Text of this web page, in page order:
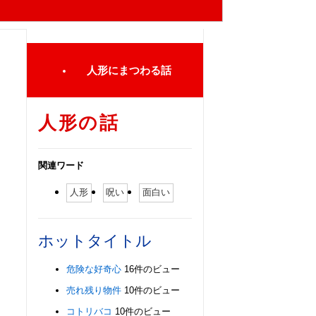
人形にまつわる話
人形の話
関連ワード
人形 呪い 面白い
ホットタイトル
危険な好奇心 16件のビュー
売れ残り物件 10件のビュー
コトリバコ 10件のビュー